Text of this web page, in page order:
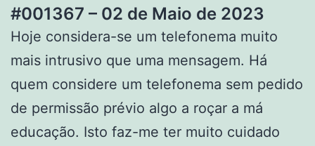
#001367 – 02 de Maio de 2023
Hoje considera-se um telefonema muito
mais intrusivo que uma mensagem. Há
quem considere um telefonema sem pedido
de permissão prévio algo a roçar a má
educação. Isto faz-me ter muito cuidado